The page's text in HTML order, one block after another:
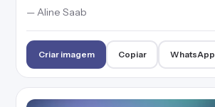
— Aline Saab
Criar imagem Copiar WhatsApp